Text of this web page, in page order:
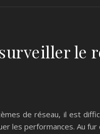
le
de réseau, il est
les performances. Au